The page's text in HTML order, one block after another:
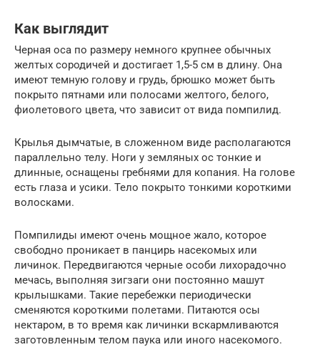
Как выглядит
Черная оса по размеру немного крупнее обычных
желтых сородичей и достигает 1,5-5 см в длину. Она
имеют темную голову и грудь, брюшко может быть
покрыто пятнами или полосами желтого, белого,
фиолетового цвета, что зависит от вида помпилид.
Крылья дымчатые, в сложенном виде располагаются
параллельно телу. Ноги у земляных ос тонкие и
длинные, оснащены гребнями для копания. На голове
есть глаза и усики. Тело покрыто тонкими короткими
волосками.
Помпилиды имеют очень мощное жало, которое
свободно проникает в панцирь насекомых или
личинок. Передвигаются черные особи лихорадочно
мечась, выполняя зигзаги они постоянно машут
крылышками. Такие перебежки периодически
сменяются короткими полетами. Питаются осы
нектаром, в то время как личинки вскармливаются
заготовленным телом паука или иного насекомого.